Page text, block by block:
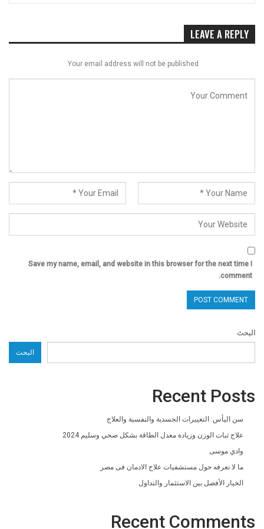
LEAVE A REPLY
Your email address will not be published.
Save my name, email, and website in this browser for the next time I
comment.
البحث
البحث
Recent Posts
سن اليأس: التغييرات الجسدية والنفسية والعلاج
علاج ثبات الوزن وزيادة معدل الطاقة بشكل صحي وسليم 2024
وادي موسى
ما لا تعرفه حول مستشفيات علاج الادمان فى مصر
الخيار الأفضل بين الاستثمار والتداول
Recent Comments